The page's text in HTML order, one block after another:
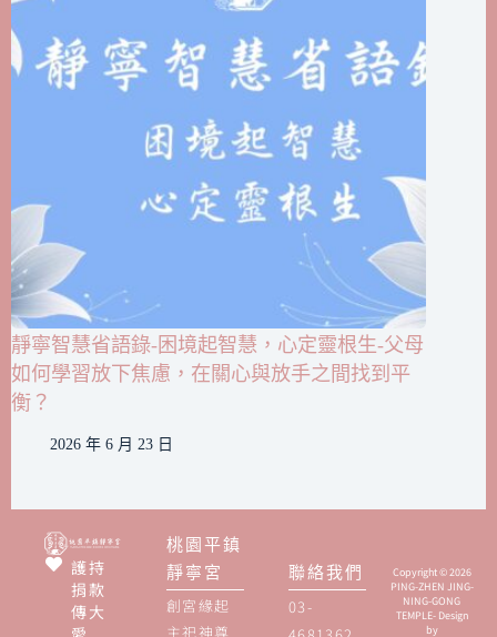
靜寧智慧省語錄-困境起智慧，心定靈根生-父母
如何學習放下焦慮，在關心與放手之間找到平
衡？
2026 年 6 月 23 日
護持
捐款
傳大
桃園平鎮
靜寧宮
創宮緣起
主祀神尊
聯絡我們
03-
Copyright © 2026
PING-ZHEN JING-
NING-GONG
TEMPLE- Design
by